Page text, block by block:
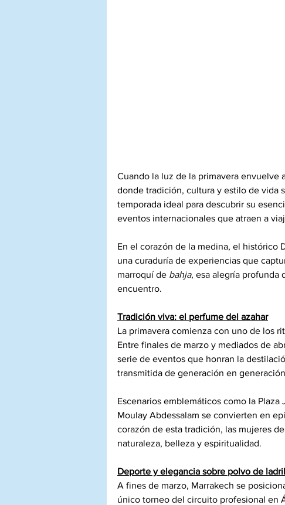
Cuando la luz de la primavera envuelve
donde tradición, cultura y estilo de vida
temporada ideal para descubrir su
eventos internacionales que atraen a
En el corazón de la medina, el
una curaduría de experiencias que
marroquí de bahja, esa alegría profunda
encuentro.
Tradición viva: el perfume del azahar
La primavera comienza con uno de los
Entre finales de marzo y mediados de
serie de eventos que honran la
transmitida de generación en
Escenarios emblemáticos como la
Moulay Abdessalam se convierten en
corazón de esta tradición, las mujeres
naturaleza, belleza y espiritualidad.
Deporte y elegancia sobre polvo de
A fines de marzo, Marrakech se
único torneo del circuito profesional en